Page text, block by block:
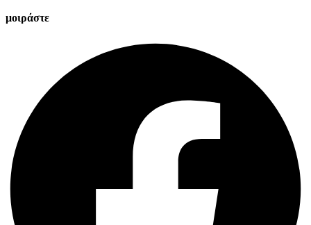
μοιράστε